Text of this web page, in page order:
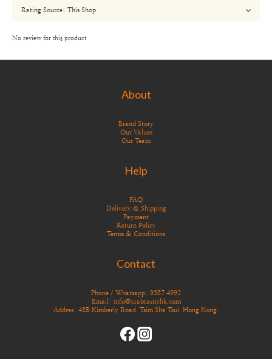
No review for this product
About
Brand Story
Our Values
Our Team
Help
FAQ
Delivery & Shipping
Payment
Return Policy
Terms & Conditions
Contact
Phone / Whatsapp: 9587 4992
Email: info@crabtastichk.com
Addres: 48B Kimberly Road, Tsim Sha Tsui, Hong Kong.